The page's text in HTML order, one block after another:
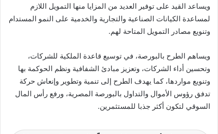
ويساعد القيد على توفير العديد من المزايا منها التمويل اللازم
لمساعدة الكيانات الصناعية والتجارية والخدمية على النمو المستدام
وتنويع مصادر التمويل المتاحة لهم.
ويساهم الطرح بالبورصة، في توسيع قاعدة الملكية للشركات،
وتحسين أداء الشركات، وتعزيز مبادئ الشفافية ونظم الحوكمة بها
وتنويع مواردها، كما يهدف الطرح إلى تنمية وتطوير وإنعاش حركة
تدفق رؤوس الأموال والتداول بالبورصة المصرية، ورفع رأس المال
السوقي لتكون أكثر جذبا للمستثمرين.